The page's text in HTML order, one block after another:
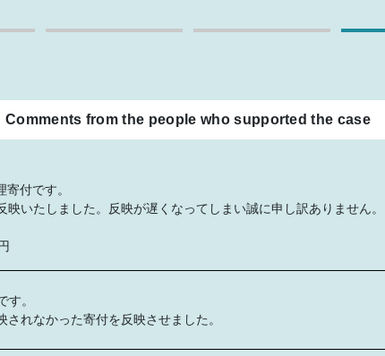
Comments from the people who supported the case
付です。
映いたしました。反映が遅くなってしまい誠に申し訳ありません。
す。
れなかった寄付を反映させました。